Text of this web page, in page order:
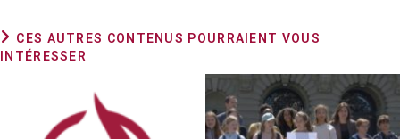
CES AUTRES CONTENUS POURRAIENT VOUS
INTÉRESSER